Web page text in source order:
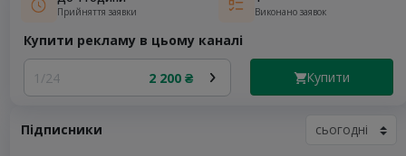
Прийняття заявки Виконано заявок
Купити рекламу в цьому каналі
1/24 2 200 ₴ Купити
Підписники